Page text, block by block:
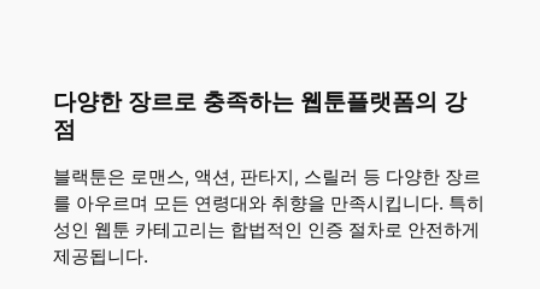
다양한 장르로 충족하는 웹툰플랫폼의 강
점
블랙툰은 로맨스, 액션, 판타지, 스릴러 등 다양한 장르
를 아우르며 모든 연령대와 취향을 만족시킵니다. 특히
성인 웹툰 카테고리는 합법적인 인증 절차로 안전하게
제공됩니다.